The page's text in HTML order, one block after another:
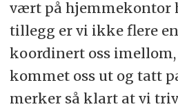
vært på hjemmekontor
tillegg er vi ikke flere
koordinert oss
kommet oss ut og tatt
merker så klart at vi